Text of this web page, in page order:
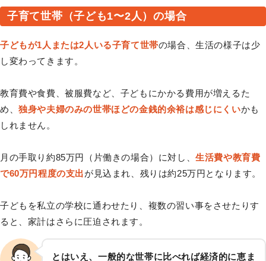
子育て世帯（子ども1〜2人）の場合
子どもが1人または2人いる子育て世帯の場合、生活の様子は少
し変わってきます。
教育費や食費、被服費など、子どもにかかる費用が増えるた
め、独身や夫婦のみの世帯ほどの金銭的余裕は感じにくいかも
しれません。
月の手取り約85万円（片働きの場合）に対し、生活費や教育費
で60万円程度の支出が見込まれ、残りは約25万円となります。
子どもを私立の学校に通わせたり、複数の習い事をさせたりす
ると、家計はさらに圧迫されます。
とはいえ、一般的な世帯に比べれば経済的に恵ま